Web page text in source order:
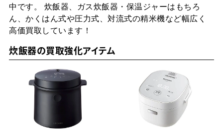
中です。
炊飯器、ガス炊飯器・保温ジャーはもちろ
ん、 かくはん式や圧力式、対流式の精米機など幅広く
高価買取しています！
炊飯器の買取強化アイテム